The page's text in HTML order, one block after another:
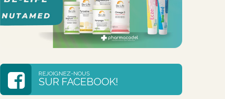
REJOIGNEZ-NOUS
SUR FACEBOOK!